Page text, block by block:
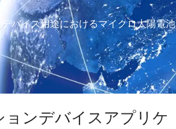
バイス用途におけるマイクロ太陽電池
ンデバイスアプリケ